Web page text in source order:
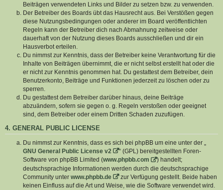
Beiträgen verwendeten Links und Bilder zu setzen bzw. zu verwenden.
Der Betreiber des Boards übt das Hausrecht aus. Bei Verstößen gegen
diese Nutzungsbedingungen oder anderer im Board veröffentlichten
Regeln kann der Betreiber dich nach Abmahnung zeitweise oder
dauerhaft von der Nutzung dieses Boards ausschließen und dir ein
Hausverbot erteilen.
Du nimmst zur Kenntnis, dass der Betreiber keine Verantwortung für die
Inhalte von Beiträgen übernimmt, die er nicht selbst erstellt hat oder die
er nicht zur Kenntnis genommen hat. Du gestattest dem Betreiber, dein
Benutzerkonto, Beiträge und Funktionen jederzeit zu löschen oder zu
sperren.
Du gestattest dem Betreiber darüber hinaus, deine Beiträge
abzuändern, sofern sie gegen o. g. Regeln verstoßen oder geeignet
sind, dem Betreiber oder einem Dritten Schaden zuzufügen.
4. GENERAL PUBLIC LICENSE
Du nimmst zur Kenntnis, dass es sich bei phpBB um eine unter der „
GNU General Public License v2
“ (GPL) bereitgestellten Foren-
Software von phpBB Limited (www.phpbb.com
) handelt;
deutschsprachige Informationen werden durch die deutschsprachige
Community unter www.phpbb.de
zur Verfügung gestellt. Beide haben
keinen Einfluss auf die Art und Weise, wie die Software verwendet wird.